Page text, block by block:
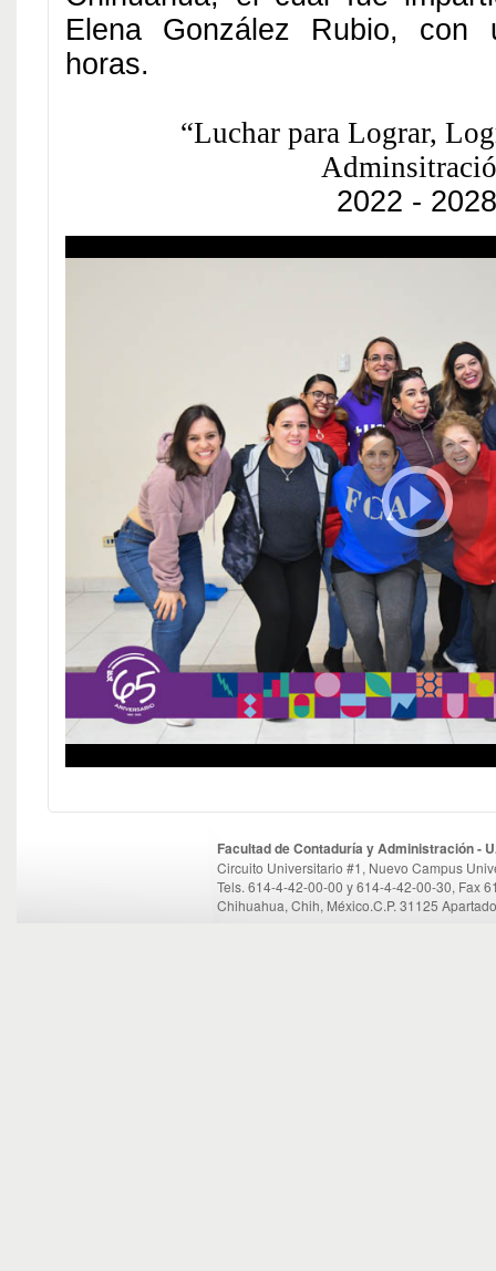
Elena González Rubio,
horas.
“Luchar para Lograr,
2022 - 2028
Facultad de Contaduría y Administración -
Circuito Universitario #1, Nuevo Campus
Tels. 614-4-42-00-00 y 614-4-42-00-30, Fax
Chihuahua, Chih, México.C.P. 31125